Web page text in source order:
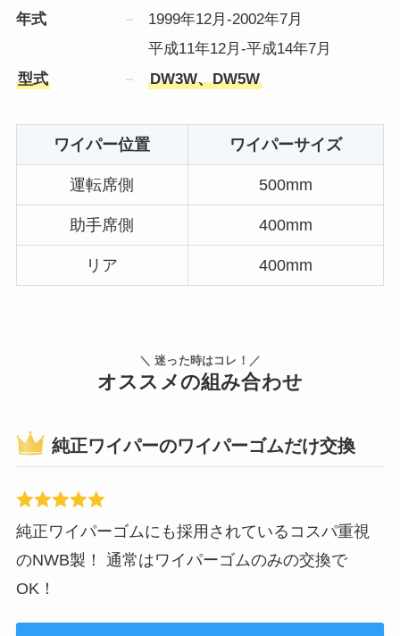
年式
1999年12月-2002年7月
平成11年12月-平成14年7月
型式
DW3W、DW5W
ワイパー位置 ワイパーサイズ
運転席側 500mm
助手席側 400mm
リア 400mm
＼ 迷った時はコレ！／
オススメの組み合わせ
純正ワイパーのワイパーゴムだけ交換
純正ワイパーゴムにも採用されているコスパ重視
のNWB製！ 通常はワイパーゴムのみの交換で
OK！